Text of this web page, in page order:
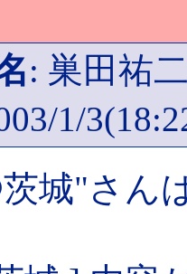
: 巣田祐
1/
城"さん